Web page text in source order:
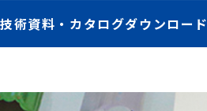
技術資料・カタログダウンロード